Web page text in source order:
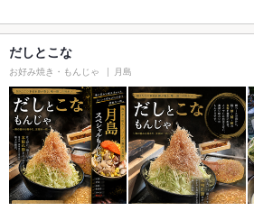
だしとこな
お好み焼き・もんじゃ 月島